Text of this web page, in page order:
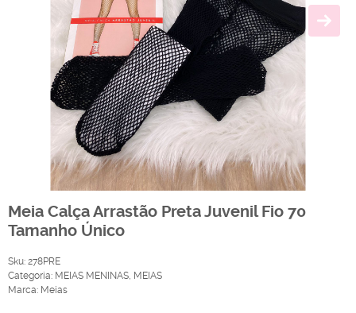
Meia Calça Arrastão Preta Juvenil Fio 70
Tamanho Único
Sku: 278PRE
Categoria: MEIAS MENINAS, MEIAS
Marca: Meias